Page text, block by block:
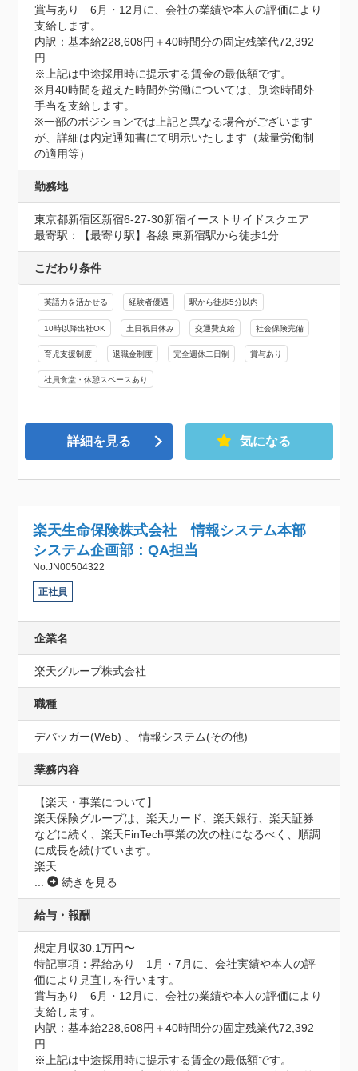
賞与あり　6月・12月に、会社の業績や本人の評価により
支給します。
内訳：基本給228,608円＋40時間分の固定残業代72,392
円
※上記は中途採用時に提示する賃金の最低額です。
※月40時間を超えた時間外労働については、別途時間外
手当を支給します。
※一部のポジションでは上記と異なる場合がございます
が、詳細は内定通知書にて明示いたします（裁量労働制
の適用等）
勤務地
東京都新宿区新宿6-27-30新宿イーストサイドスクエア
最寄駅：【最寄り駅】各線 東新宿駅から徒歩1分
こだわり条件
英語力を活かせる 経験者優遇 駅から徒歩5分以内
10時以降出社OK 土日祝日休み 交通費支給 社会保険完備
育児支援制度 退職金制度 完全週休二日制 賞与あり
社員食堂・休憩スペースあり
詳細を見る 気になる
楽天生命保険株式会社 情報システム本部
システム企画部：QA担当
No.JN00504322
正社員
企業名
楽天グループ株式会社
職種
デバッガー(Web) 、 情報システム(その他)
業務内容
【楽天・事業について】
楽天保険グループは、楽天カード、楽天銀行、楽天証券
などに続く、楽天FinTech事業の次の柱になるべく、順調
に成長を続けています。
楽天
...
続きを見る
給与・報酬
想定月収30.1万円〜
特記事項：昇給あり　1月・7月に、会社実績や本人の評
価により見直しを行います。
賞与あり　6月・12月に、会社の業績や本人の評価により
支給します。
内訳：基本給228,608円＋40時間分の固定残業代72,392
円
※上記は中途採用時に提示する賃金の最低額です。